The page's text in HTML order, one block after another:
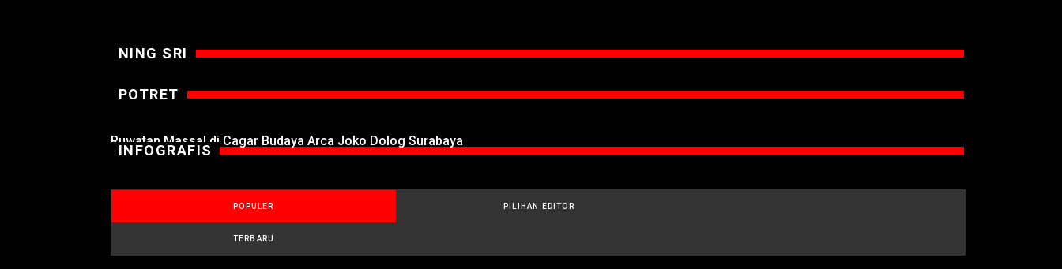
NING SRI
POTRET
Ruwatan Massal di Cagar Budaya Arca Joko Dolog Surabaya
INFOGRAFIS
POPULER PILIHAN EDITOR
TERBARU